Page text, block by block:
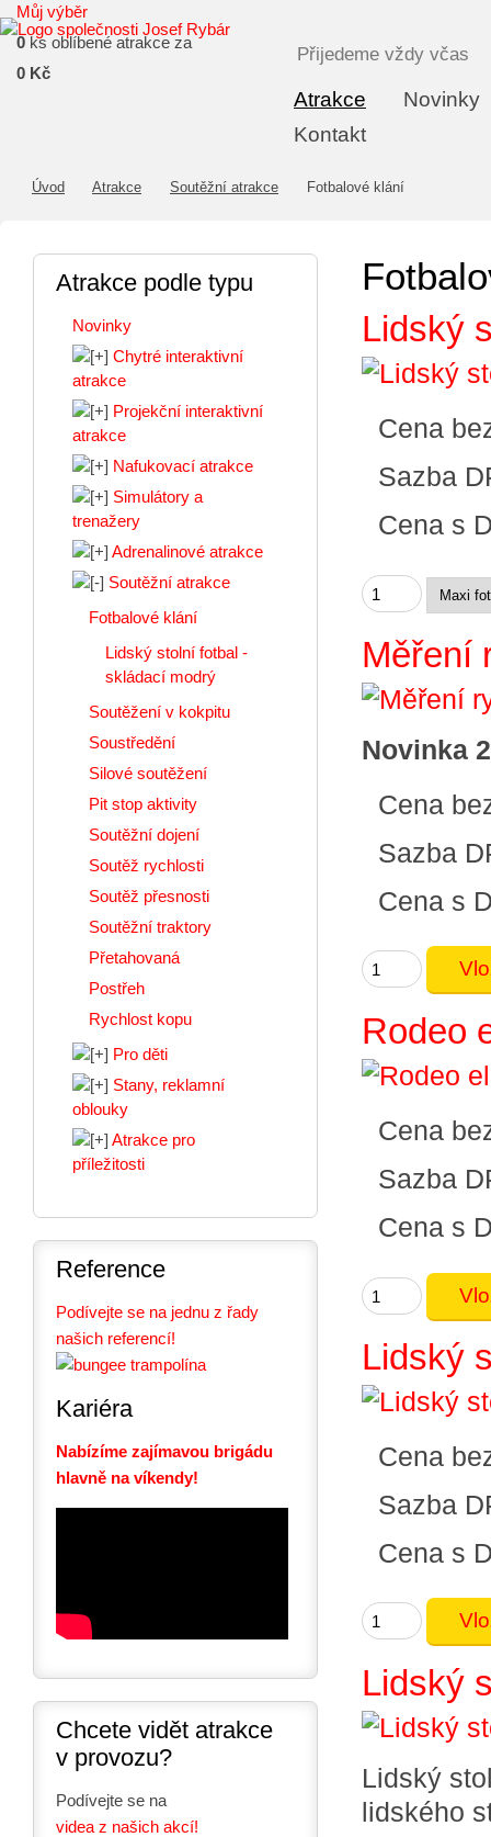
Atrakce
Novinky
Kontakt
Můj výběr
0 ks oblíbené atrakce za
0 Kč
Přijedeme vždy včas
Úvod Atrakce Soutěžní atrakce Fotbalové klání
Lidský
Cena
Sazba
Cena s
Měření
Novinka
Cena
Sazba
Cena s
Rodeo
Cena
Sazba
Cena s
Lidský
Cena
Sazba
Cena s
Lidský
Lidský
lidského
Atrakce podle typu
Novinky
Chytré interaktivní
atrakce
Projekční interaktivní
atrakce
Nafukovací atrakce
Simulátory a
trenažery
Adrenalinové atrakce
Soutěžní atrakce
Fotbalové klání
Lidský stolní fotbal -
skládací modrý
Soutěžení v kokpitu
Soustředění
Silové soutěžení
Pit stop aktivity
Soutěžní dojení
Soutěž rychlosti
Soutěž přesnosti
Soutěžní traktory
Přetahovaná
Postřeh
Rychlost kopu
Pro děti
Stany, reklamní
oblouky
Atrakce pro
příležitosti
Reference
Podívejte se na jednu z řady
našich referencí!
Kariéra
Nabízíme zajímavou brigádu
hlavně na víkendy!
Chcete vidět atrakce
v provozu?
Podívejte se na
videa z našich akcí!